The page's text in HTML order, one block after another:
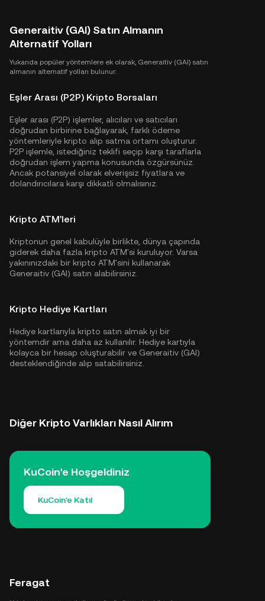
Generaitiv (GAI) Satın Almanın
Alternatif Yolları
Yukarıda popüler yöntemlere ek olarak, Generaitiv (GAI) satın
almanın alternatif yolları bulunur:
Eşler Arası (P2P) Kripto Borsaları
Eşler arası (P2P) işlemler, alıcıları ve satıcıları
doğrudan birbirine bağlayarak, farklı ödeme
yöntemleriyle kripto alıp satma ortamı oluşturur.
P2P işlemle, istediğiniz teklifi seçip karşı taraflarla
doğrudan işlem yapma konusunda özgürsünüz.
Ancak potansiyel olarak elverişsiz fiyatlara ve
dolandırıcılara karşı dikkatli olmalısınız.
Kripto ATM'leri
Kriptonun genel kabulüyle birlikte, dünya çapında
giderek daha fazla kripto ATM'si kuruluyor. Varsa
yakınınızdaki bir kripto ATM'sini kullanarak
Generaitiv (GAI) satın alabilirsiniz.
Kripto Hediye Kartları
Hediye kartlarıyla kripto satın almak iyi bir
yöntemdir ama daha az kullanılır. Hediye kartıyla
kolayca bir hesap oluşturabilir ve Generaitiv (GAI)
desteklendiğinde alıp satabilirsiniz.
Diğer Kripto Varlıkları Nasıl Alırım
KuCoin'e Hoşgeldiniz
KuCoin'e Katıl
Feragat